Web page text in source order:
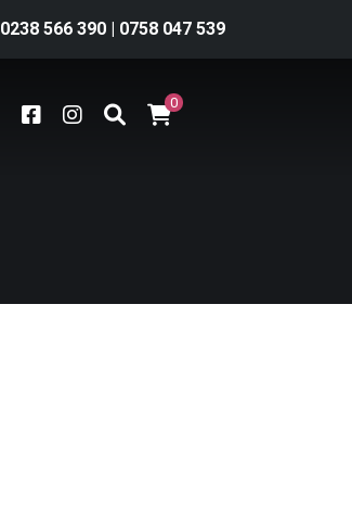
0238 566 390 | 0758 047 539
0